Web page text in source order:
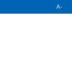
A-